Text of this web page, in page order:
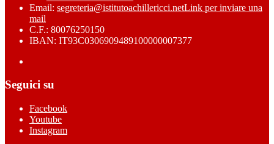
Email: segreteria@istitutoachillericci.netLink per inviare una
mail
C.F.: 80076250150
IBAN: IT93C0306909489100000007377
Seguici su
Facebook
Youtube
Instagram